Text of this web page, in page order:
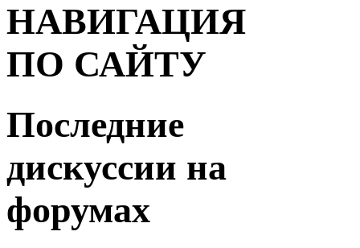
НАВИГАЦИЯ
ПО САЙТУ
Последние
дискуссии на
форумах